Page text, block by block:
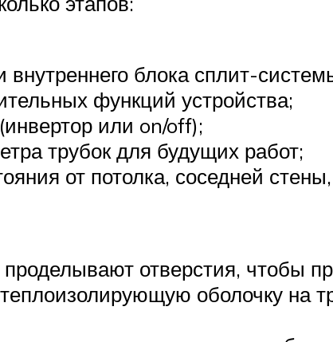
блока сплит-
функций устройства;
или on/off);
трубок для будущих работ;
от потолка, соседней
отверстия, чтобы
оболочку на